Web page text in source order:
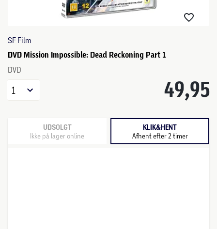
SF Film
DVD Mission Impossible: Dead Reckoning Part 1
DVD
49,95
1
UDSOLGT
Ikke på lager online
KLIK&HENT
Afhent efter 2 timer